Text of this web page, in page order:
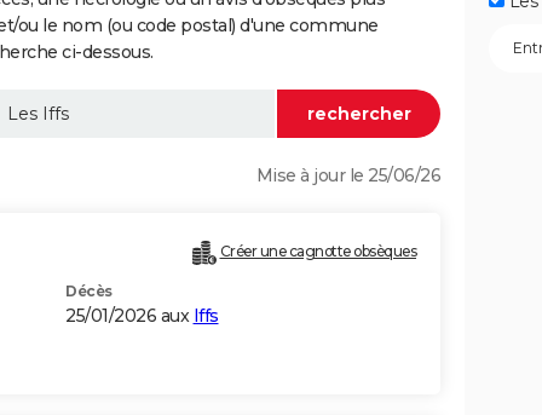
ou le nom (ou code postal) d'une commune
ci-dessous.
Mise à jour le 25/06/26
Créer une cagnotte obsèques
Décès
25/01/2026 aux Iffs